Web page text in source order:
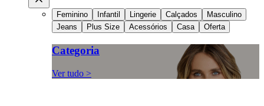
Feminino Infantil Lingerie Calçados
Masculino
Jeans
Plus Size Acessórios Casa Oferta
Categoria
Ver tudo >